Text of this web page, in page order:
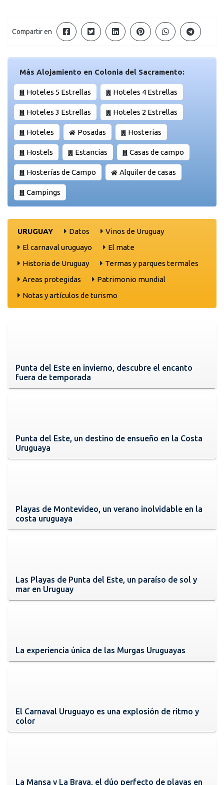
Compartir en
Más Alojamiento en Colonia del Sacramento:
Hoteles 5 Estrellas Hoteles 4 Estrellas
Hoteles 3 Estrellas Hoteles 2 Estrellas
Hoteles Posadas Hosterias
Hostels Estancias Casas de campo
Hosterías de Campo Alquiler de casas
Campings
URUGUAY Datos
Vinos de Uruguay
El carnaval uruguayo
El mate
Historia de Uruguay
Termas y parques termales
Areas protegidas
Patrimonio mundial
Notas y artículos de turismo
Punta del Este en invierno, descubre el encanto
fuera de temporada
Punta del Este, un destino de ensueño en la Costa
Uruguaya
Playas de Montevideo, un verano inolvidable en la
costa uruguaya
Las Playas de Punta del Este, un paraíso de sol y
mar en Uruguay
La experiencia única de las Murgas Uruguayas
El Carnaval Uruguayo es una explosión de ritmo y
color
La Mansa y La Brava, el dúo perfecto de playas en